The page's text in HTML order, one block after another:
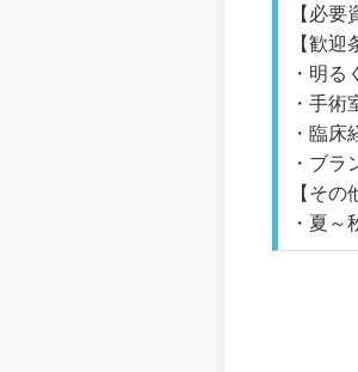
【必
【歓迎
・明
・手
・臨
・ブ
【その
・夏